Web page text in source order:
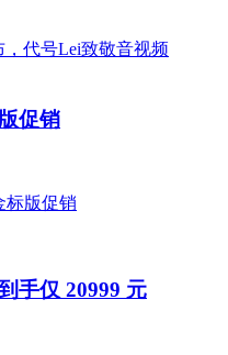
促销
手仅 20999 元